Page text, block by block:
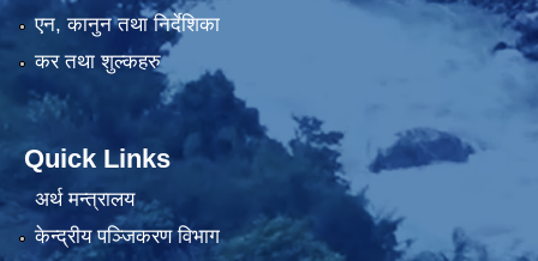
एन, कानुन तथा निर्देशिका
कर तथा शुल्कहरु
Quick Links
अर्थ मन्त्रालय
केन्द्रीय पञ्जिकरण विभाग